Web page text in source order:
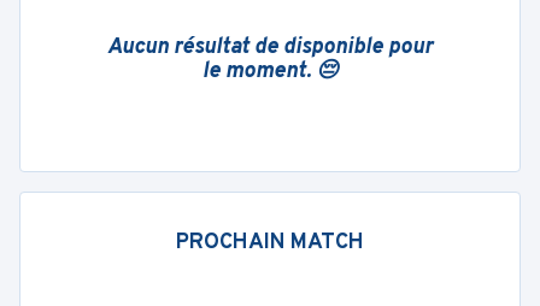
Aucun résultat de disponible pour
le moment. 😔
PROCHAIN MATCH